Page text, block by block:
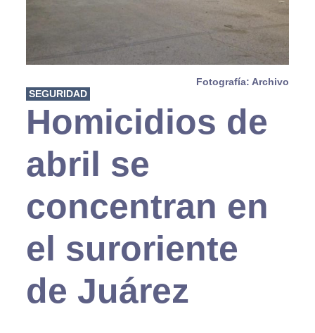
Fotografía: Archivo
SEGURIDAD
Homicidios de
abril se
concentran en
el suroriente
de Juárez